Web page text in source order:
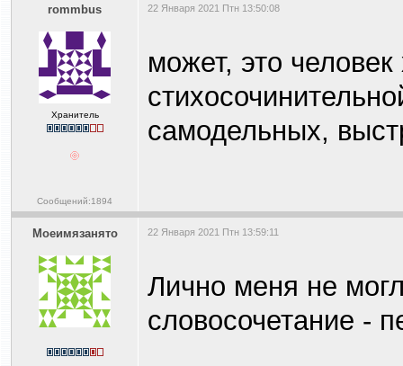
rommbus
Хранитель
Сообщений:1894
22 Января 2021 Птн 13:50:08
может, это
самодельных,
Моеимязанято 22 Января 2021 Птн 13:59:11
Лично меня не
словосочетание -